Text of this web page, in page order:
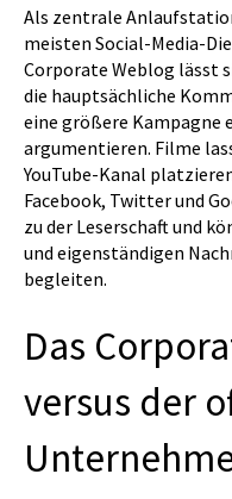
Als zentrale
meisten Social-Media-
Corporate Weblog lässt
die hauptsächliche
eine größere Kampagne
argumentieren. Filme
YouTube-Kanal
Facebook, Twitter und
zu der Leserschaft und
und eigenständigen
begleiten.
Das
versus der